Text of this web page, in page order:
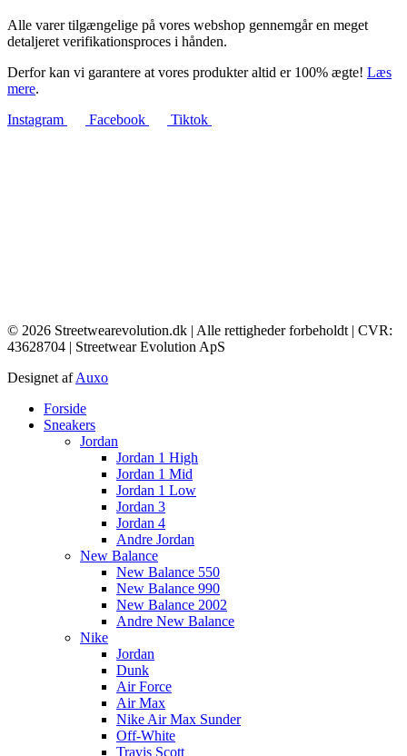
Alle varer tilgængelige på vores webshop gennemgår en meget
detaljeret verifikationsproces i hånden.
Derfor kan vi garantere at vores produkter altid er 100% ægte! Læs
mere.
Instagram
Facebook Tiktok
© 2026 Streetwearevolution.dk | Alle rettigheder forbeholdt | CVR:
43628704 | Streetwear Evolution ApS
Designet afAuxo
Main
Menu
Forside
Sneakers
Jordan
Jordan 1 High
Jordan 1 Mid
Jordan 1 Low
Jordan 3
Jordan 4
Andre Jordan
New Balance
New Balance 550
New Balance 990
New Balance 2002
Andre New Balance
Nike
Jordan
Dunk
Air Force
Air Max
Nike Air Max Sunder
Off-White
Travis Scott